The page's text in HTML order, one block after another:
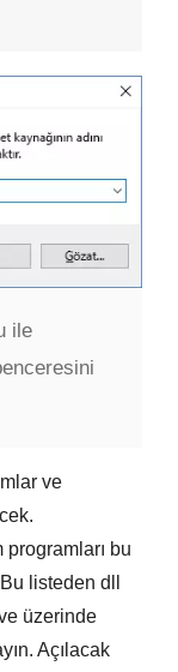
ile
ve
programları bu
listeden dll
üzerinde
Açılacak